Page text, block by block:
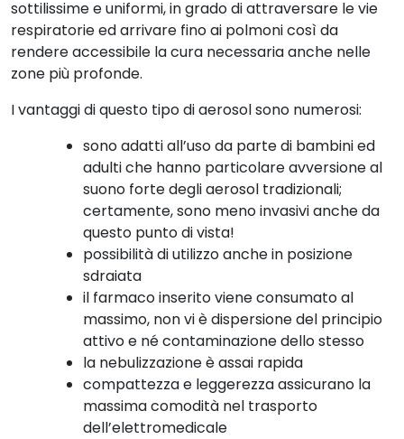
sottilissime e uniformi, in grado di attraversare le vie
respiratorie ed arrivare fino ai polmoni così da
rendere accessibile la cura necessaria anche nelle
zone più profonde.
I vantaggi di questo tipo di aerosol sono numerosi:
sono adatti all’uso da parte di bambini ed
adulti che hanno particolare avversione al
suono forte degli aerosol tradizionali;
certamente, sono meno invasivi anche da
questo punto di vista!
possibilità di utilizzo anche in posizione
sdraiata
il farmaco inserito viene consumato al
massimo, non vi è dispersione del principio
attivo e né contaminazione dello stesso
la nebulizzazione è assai rapida
compattezza e leggerezza assicurano la
massima comodità nel trasporto
dell’elettromedicale